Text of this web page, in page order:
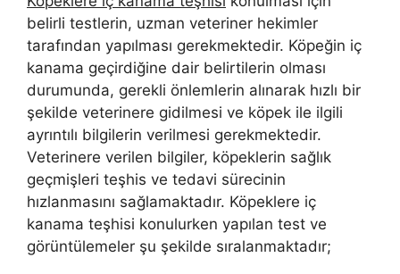
belirli testlerin, uzman veteriner hekimler
tarafından yapılması gerekmektedir. Köpeğin iç
kanama geçirdiğine dair belirtilerin olması
durumunda, gerekli önlemlerin alınarak hızlı bir
şekilde veterinere gidilmesi ve köpek ile ilgili
ayrıntılı bilgilerin verilmesi gerekmektedir.
Veterinere verilen bilgiler, köpeklerin sağlık
geçmişleri teşhis ve tedavi sürecinin
hızlanmasını sağlamaktadır. Köpeklere iç
kanama teşhisi konulurken yapılan test ve
görüntülemeler şu şekilde sıralanmaktadır;